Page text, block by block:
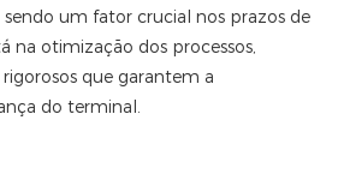
um fator crucial nos prazos de
na otimização dos processos,
que garantem a
do terminal.